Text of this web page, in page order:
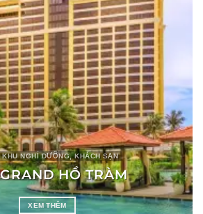
KHU NGHỈ DƯỠNG, KHÁCH SẠN
HỒ TRÀM
XEM THÊM